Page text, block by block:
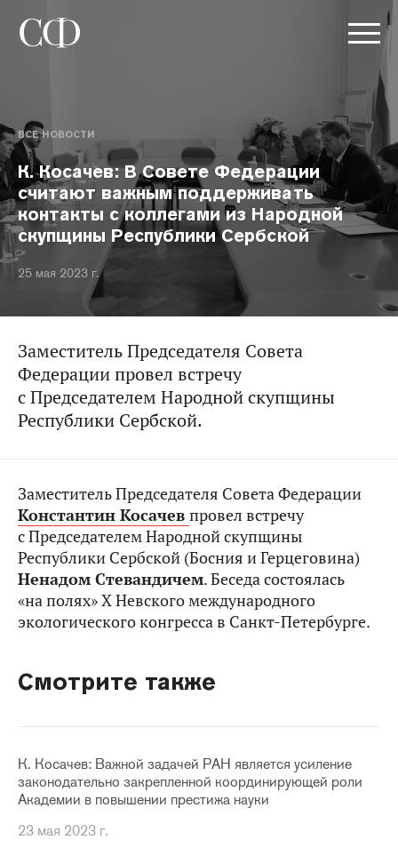
ВСЕ НОВОСТИ
К. Косачев: В Совете Федерации
считают важным поддерживать
контакты с коллегами из Народной
скупщины Республики Сербской
25 мая 2023 г.
Заместитель Председателя Совета
Федерации провел встречу
с Председателем Народной скупщины
Республики Сербской.
Заместитель Председателя Совета Федерации
Константин Косачев провел встречу
с Председателем Народной скупщины
Республики Сербской (Босния и Герцеговина)
Ненадом Стевандичем. Беседа состоялась
«на полях» Х Невского международного
экологического конгресса в Санкт-Петербурге.
Смотрите также
К. Косачев: Важной задачей РАН является усиление
законодательно закрепленной координирующей роли
Академии в повышении престижа науки
23 мая 2023 г.